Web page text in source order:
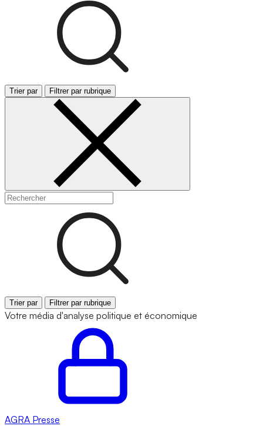
Trier par Filtrer par rubrique
Trier par Filtrer par rubrique
Votre média d'analyse politique et économique
AGRA Presse